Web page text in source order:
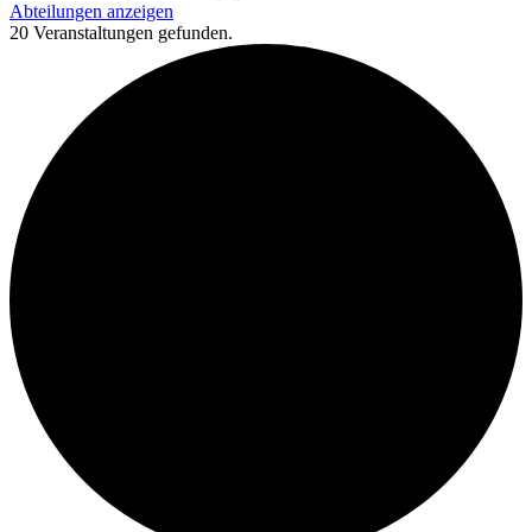
Abteilungen anzeigen
20 Veranstaltungen gefunden.